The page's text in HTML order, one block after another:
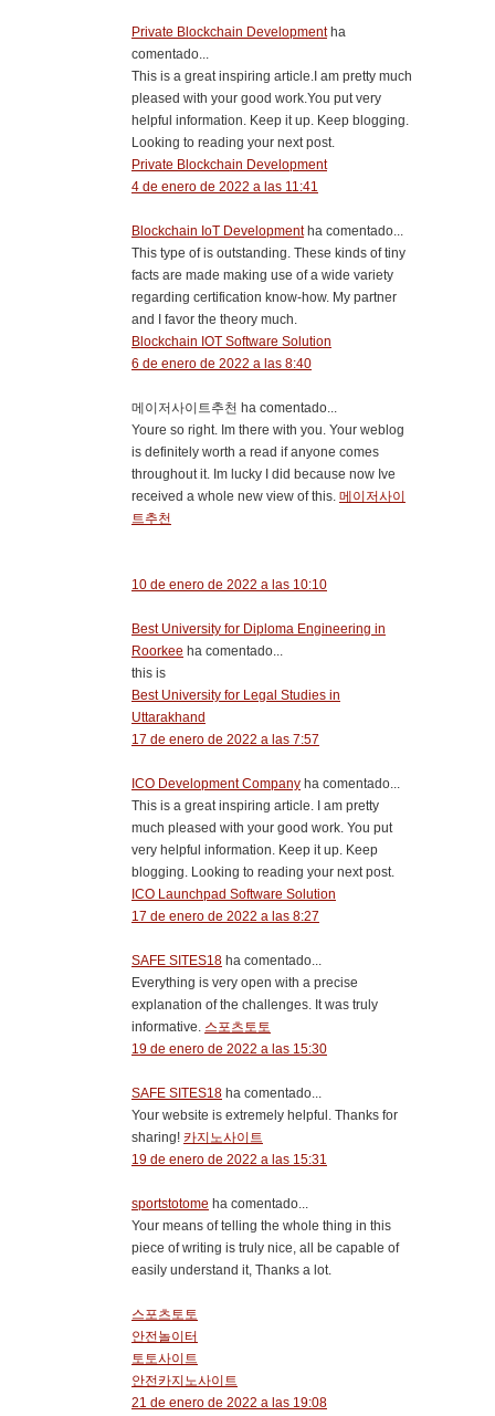
Private Blockchain Developmentha
comentado...
This is a great inspiring article.I am pretty much
pleased with your good work.You put very
helpful information. Keep it up. Keep blogging.
Looking to reading your next post.
Private Blockchain Development
4 de enero de 2022 a las 11:41
Blockchain IoT Developmentha comentado...
This type of is outstanding. These kinds of tiny
facts are made making use of a wide variety
regarding certification know-how. My partner
and I favor the theory much.
Blockchain IOT Software Solution
6 de enero de 2022 a las 8:40
메이저사이트추천 ha comentado...
Youre so right. Im there with you. Your weblog
is definitely worth a read if anyone comes
throughout it. Im lucky I did because now Ive
received a whole new view of this. 메이저사이
트추천
10 de enero de 2022 a las 10:10
Best University for Diploma Engineering in
Roorkee ha comentado...
this is
Best University for Legal Studies in
Uttarakhand
17 de enero de 2022 a las 7:57
ICO Development Company ha comentado...
This is a great inspiring article. I am pretty
much pleased with your good work. You put
very helpful information. Keep it up. Keep
blogging. Looking to reading your next post.
ICO Launchpad Software Solution
17 de enero de 2022 a las 8:27
SAFE SITES18 ha comentado...
Everything is very open with a precise
explanation of the challenges. It was truly
informative. 스포츠토토
19 de enero de 2022 a las 15:30
SAFE SITES18 ha comentado...
Your website is extremely helpful. Thanks for
sharing! 카지노사이트
19 de enero de 2022 a las 15:31
sportstotome ha comentado...
Your means of telling the whole thing in this
piece of writing is truly nice, all be capable of
easily understand it, Thanks a lot.
스포츠토토
안전놀이터
토토사이트
안전카지노사이트
21 de enero de 2022 a las 19:08